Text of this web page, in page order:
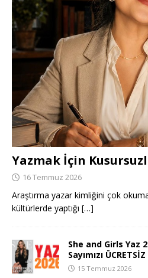
Yazmak İçin
16 Temmuz 2026
Araştırma yazar kimliğini çok
kültürlerde yaptığı […]
She and Girls Yaz
Sayımızı
15 Temmuz 2026